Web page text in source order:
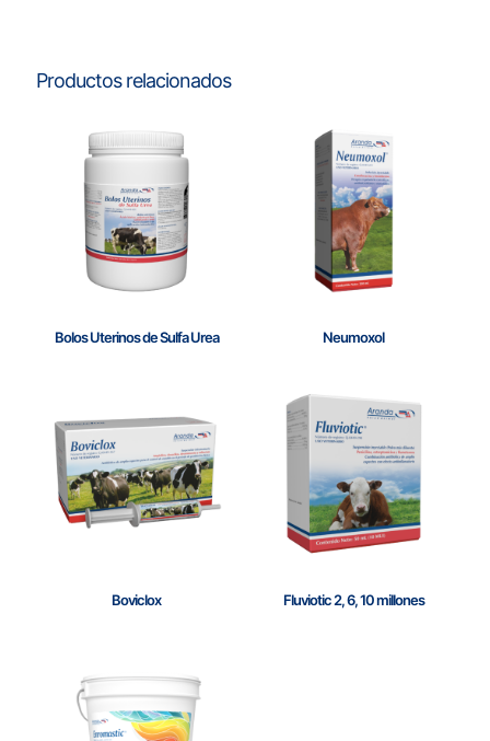
Productos relacionados
Bolos Uterinos de Sulfa Urea Neumoxol
Boviclox Fluviotic 2, 6, 10 millones